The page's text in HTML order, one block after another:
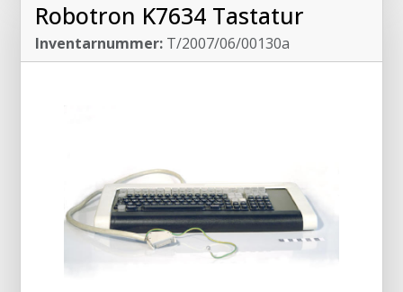
Robotron K7634 Tastatur
Inventarnummer: T/2007/06/00130a